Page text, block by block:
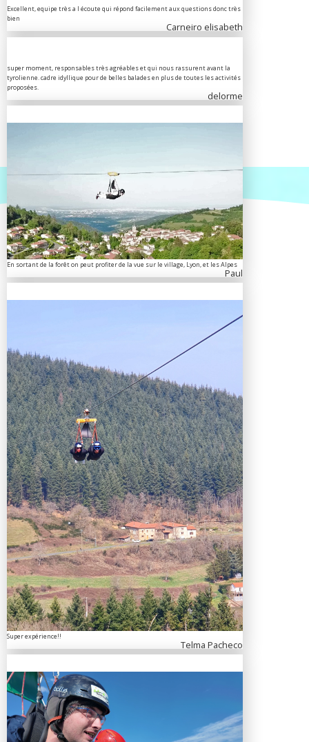
Excellent, equipe très a l écoute qui répond facilement aux questions donc très
bien
Carneiro elisabeth
super moment, responsables très agréables et qui nous rassurent avant la
tyrolienne. cadre idyllique pour de belles balades en plus de toutes les activités
proposées.
delorme
En sortant de la forêt on peut profiter de la vue sur le village, Lyon, et les Alpes
Paul
Super expérience!!
Telma Pacheco